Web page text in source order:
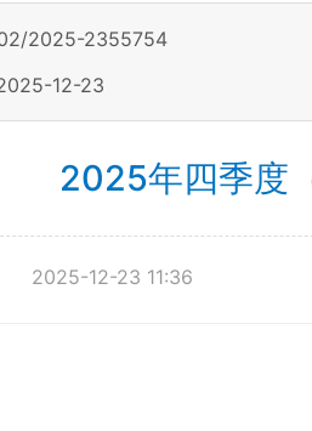
2025-2355754
12-23
2025年四季度
2025-12-23 11:36